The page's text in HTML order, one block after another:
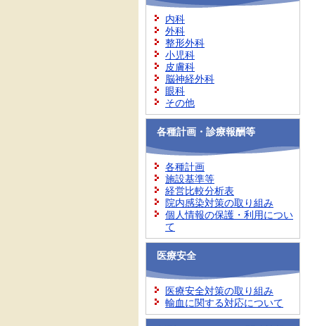
内科
外科
整形外科
小児科
皮膚科
脳神経外科
眼科
その他
各種計画・診療報酬等
各種計画
施設基準等
経営比較分析表
院内感染対策の取り組み
個人情報の保護・利用につい
て
医療安全
医療安全対策の取り組み
輸血に関する対応について